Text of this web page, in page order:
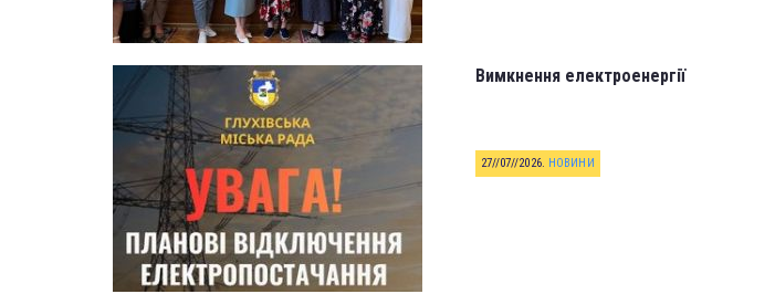
Вимкнення електроенергії
27//07//2026. НОВИНИ